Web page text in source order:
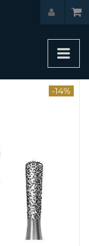
-14%